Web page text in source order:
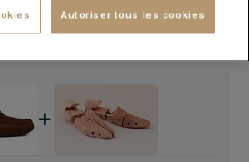
avec Chronopost Express
+
Autoriser tous les cookies